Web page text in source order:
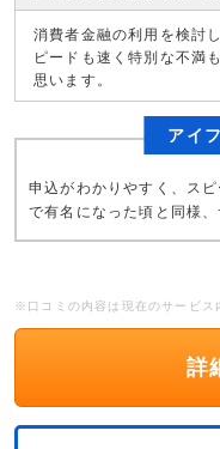
消費者金融の利用を検討
ピードも速く特別な不満
思います。
アイ
申込がわかりやすく、ス
で有名になった頃と同様
※口コミの内容は現在のサービス
詳